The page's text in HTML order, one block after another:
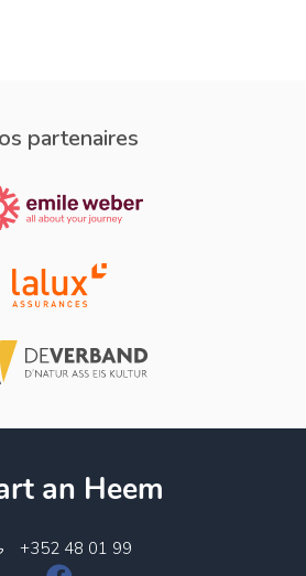
partenaires
an Heem
+352 48 01 99